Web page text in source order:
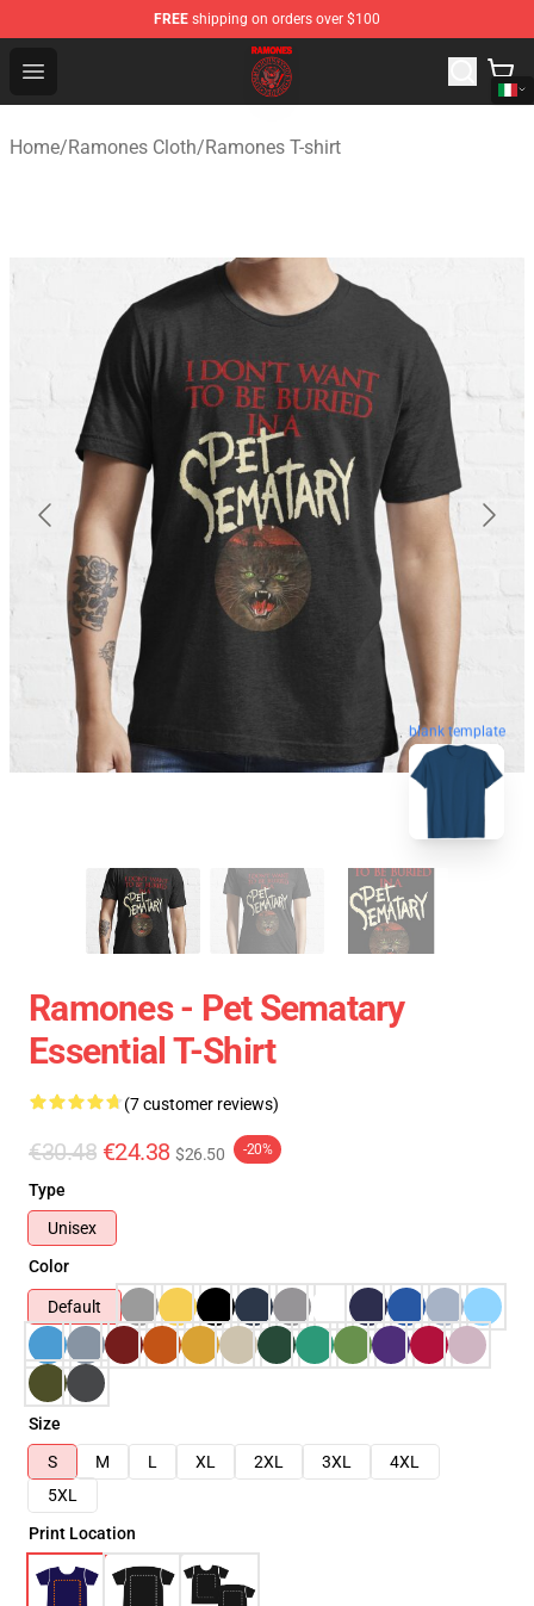
FREE shipping on orders over $100
Open menu
Ramones Store - Official Ramones Merchandise Shop
Home/Ramones Cloth/Ramones T-shirt
blank template
Ramones - Pet Sematary
Essential T-Shirt
(7 customer reviews)
€30.48 €24.38 $26.50 -20%
Type
Unisex
Color
Default
Size
S
M L XL 2XL 3XL
4XL
5XL
Print Location